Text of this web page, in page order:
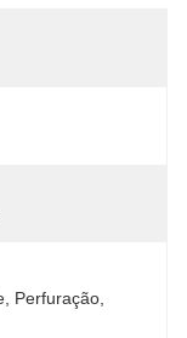
Perfuração,